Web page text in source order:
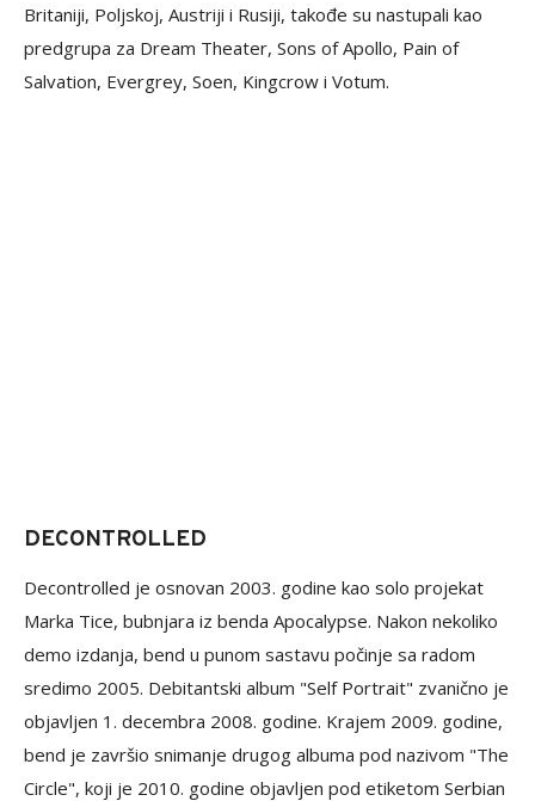
Britaniji, Poljskoj, Austriji i Rusiji, takođe su nastupali kao
predgrupa za Dream Theater, Sons of Apollo, Pain of
Salvation, Evergrey, Soen, Kingcrow i Votum.
DECONTROLLED
Decontrolled je osnovan 2003. godine kao solo projekat
Marka Tice, bubnjara iz benda Apocalypse. Nakon nekoliko
demo izdanja, bend u punom sastavu počinje sa radom
sredimo 2005. Debitantski album "Self Portrait" zvanično je
objavljen 1. decembra 2008. godine. Krajem 2009. godine,
bend je završio snimanje drugog albuma pod nazivom "The
Circle", koji je 2010. godine objavljen pod etiketom Serbian